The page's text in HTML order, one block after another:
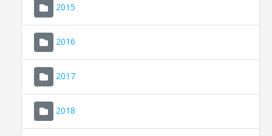
2015
2016
2017
2018